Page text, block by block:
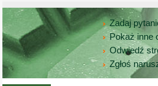
Zadaj
Pokaż inne
Odwiedź
Zgłoś